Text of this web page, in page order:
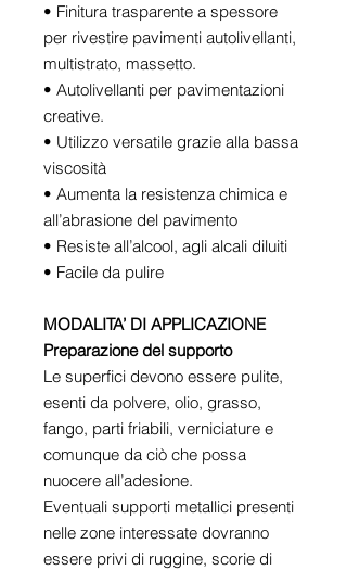
• Finitura trasparente a spessore
per rivestire pavimenti autolivellanti,
multistrato, massetto.
• Autolivellanti per pavimentazioni
creative.
• Utilizzo versatile grazie alla bassa
viscosità
• Aumenta la resistenza chimica e
all’abrasione del pavimento
• Resiste all’alcool, agli alcali diluiti
• Facile da pulire
MODALITA’ DI APPLICAZIONE
Preparazione del supporto
Le superfici devono essere pulite,
esenti da polvere, olio, grasso,
fango, parti friabili, verniciature e
comunque da ciò che possa
nuocere all’adesione.
Eventuali supporti metallici presenti
nelle zone interessate dovranno
essere privi di ruggine, scorie di